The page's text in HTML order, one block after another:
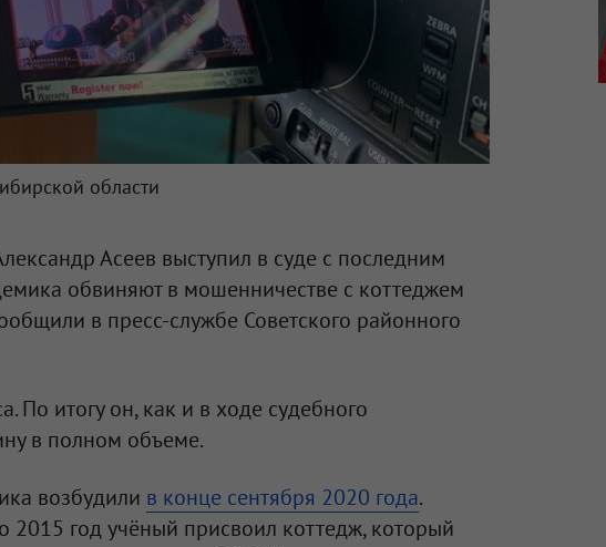
области
Асеев выступил в суде с последним
обвиняют в мошенничестве с коттеджем
в пресс-службе Советского районного
По итогу он, как и в ходе судебного
в полном объеме.
возбудили в конце сентября 2020 года.
2015 год учёный присвоил коттедж, который